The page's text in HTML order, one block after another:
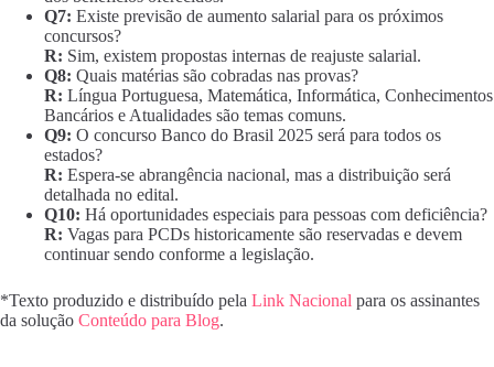
Q7: Existe previsão de aumento salarial para os próximos
concursos?
R: Sim, existem propostas internas de reajuste salarial.
Q8: Quais matérias são cobradas nas provas?
R: Língua Portuguesa, Matemática, Informática, Conhecimentos
Bancários e Atualidades são temas comuns.
Q9: O concurso Banco do Brasil 2025 será para todos os
estados?
R: Espera-se abrangência nacional, mas a distribuição será
detalhada no edital.
Q10: Há oportunidades especiais para pessoas com deficiência?
R: Vagas para PCDs historicamente são reservadas e devem
continuar sendo conforme a legislação.
*Texto produzido e distribuído pela Link Nacional para os assinantes
da solução Conteúdo para Blog.